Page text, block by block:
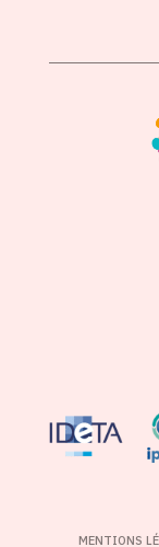
MENTIONS